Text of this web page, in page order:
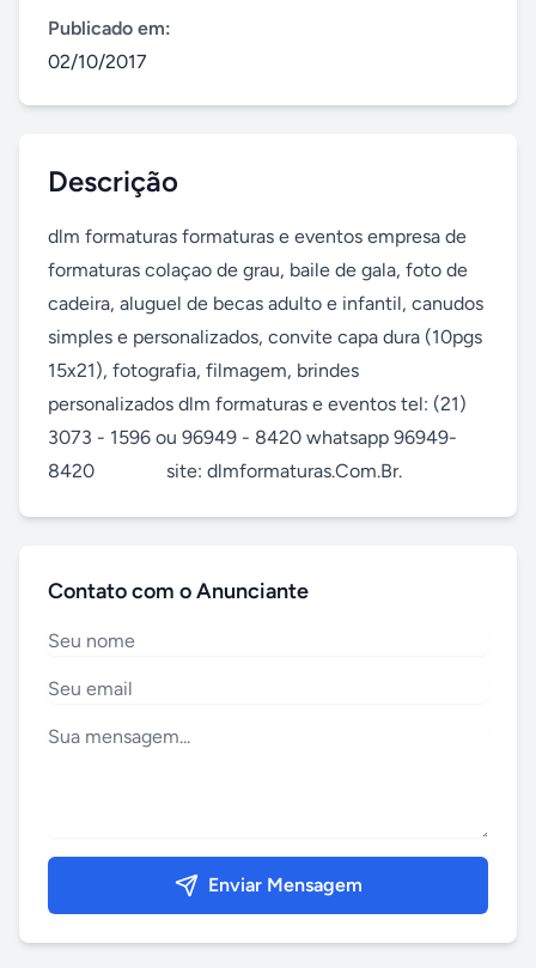
Publicado em:
02/10/2017
Descrição
dlm formaturas formaturas e eventos empresa de
formaturas colaçao de grau, baile de gala, foto de
cadeira, aluguel de becas adulto e infantil, canudos
simples e personalizados, convite capa dura (10pgs
15x21), fotografia, filmagem, brindes
personalizados dlm formaturas e eventos tel: (21)
3073 - 1596 ou 96949 - 8420 whatsapp 96949-
8420               site: dlmformaturas.Com.Br.
Contato com o Anunciante
Enviar Mensagem